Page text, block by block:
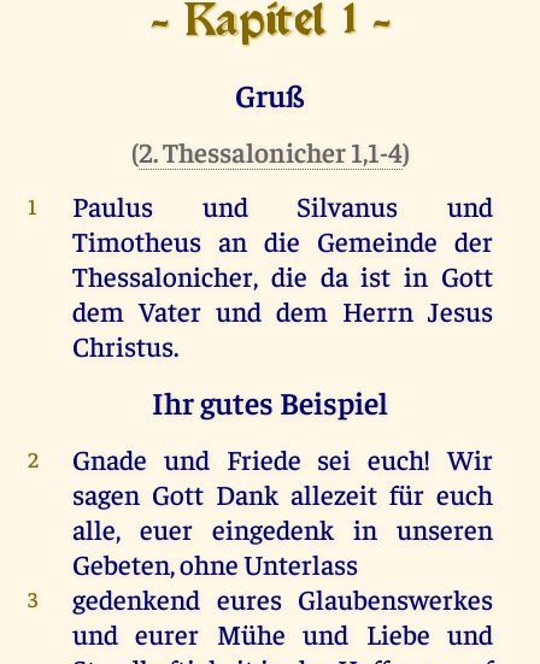
- Kapitel 1 -
Gruß
(2. Thessalonicher 1,1-4)
1
Paulus und Silvanus und
Timotheus an die Gemeinde der
Thessalonicher, die da ist in Gott
dem Vater und dem Herrn Jesus
Christus.
Ihr gutes Beispiel
2
Gnade und Friede sei euch! Wir
sagen Gott Dank allezeit für euch
alle, euer eingedenk in unseren
Gebeten, ohne Unterlass
3
gedenkend eures Glaubenswerkes
und eurer Mühe und Liebe und